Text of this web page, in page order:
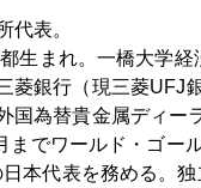
ュース連発、金には逆
代表。
生まれ。一橋大学経
菱銀行（現三菱UFJ
国為替貴金属ディー
までワールド・ゴー
本代表を務める。